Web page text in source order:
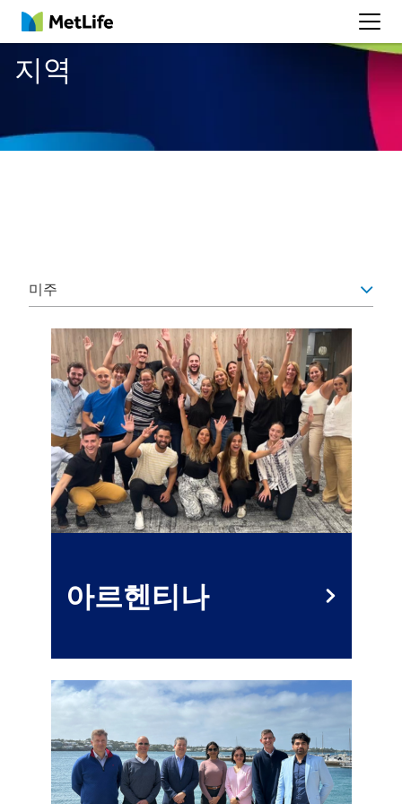
MetLife
지역
미주
아르헨티나